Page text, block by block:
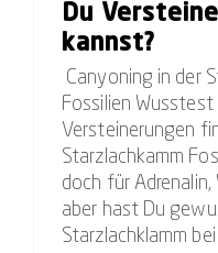
Du
kannst?
Canyoning in der
Fossilien Wusstest
Versteinerungen finden
Starzlachkamm
doch für Adrenalin,
aber hast Du
Starzlachklamm